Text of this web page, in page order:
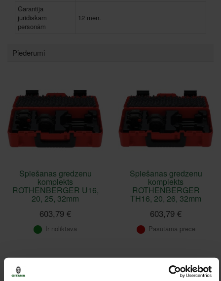
Garantija
juridiskām
personām
12 mēn.
Piederumi
Spiešanas gredzenu
komplekts
ROTHENBERGER U16,
20, 25, 32mm
603,79 €
Ir noliktavā
Spiešanas gredzenu
komplekts
ROTHENBERGER
TH16, 20, 26, 32mm
603,79 €
Pasūtāma prece